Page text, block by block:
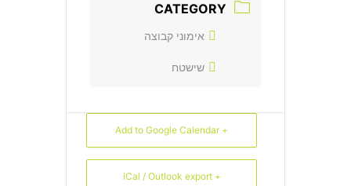
CATEGORY
אימוני קבוצה
שישטח
+ Add to Google Calendar
+ iCal / Outlook export